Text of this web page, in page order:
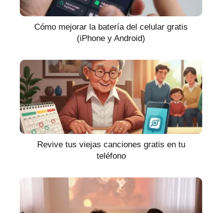
Cómo mejorar la batería del celular gratis
(iPhone y Android)
Revive tus viejas canciones gratis en tu
teléfono